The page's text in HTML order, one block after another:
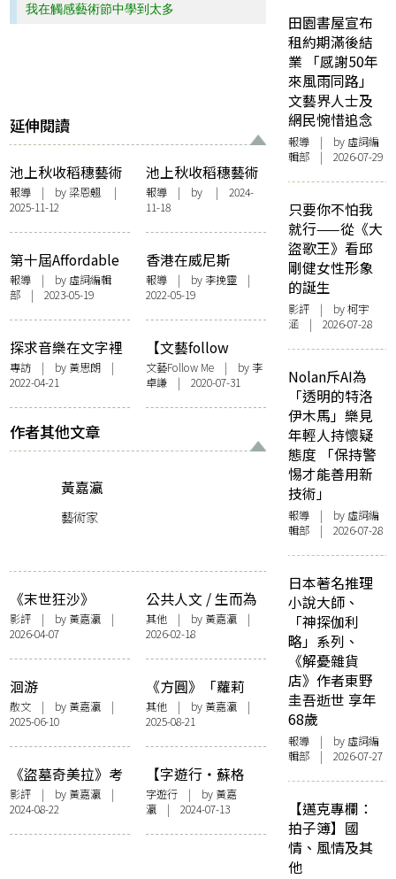
我在觸感藝術節中學到太多
延伸閱讀
池上秋收稻穗藝術
節17周年｜在稻浪
與鼓聲中尋找靈魂
歸處
報導 | by 梁恩翹 |
2025-11-12
池上秋收稻穗藝術
節16周年 田馥甄雨
中哼唱禮讚自然 蔣
勳以《祇樹給孤獨
園》喻池上
報導| by | 2024-
11-18
第十屆Affordable
Art Fair開幕 以藝
術重現香港情懷
報導 | by 虛詞編輯
部 | 2023-05-19
香港在威尼斯
2022：兩種香港身
體敘述
報導| by 李挽靈 |
2022-05-19
探求音樂在文字裡
的意義——訪「香
港藝術節@大館」
《璃屋》作曲家盧
定彰
專訪 | by 黃思朗 |
2022-04-21
【文藝follow
me】全港首個觸感
藝術空間 訪問盧勁
馳與藝術家逗點
文藝Follow Me| by 李
卓謙 | 2020-07-31
作者其他文章
黃嘉瀛
藝術家
《末世狂沙》
(Sirât)：導演唔衰
戰爭衰
影評 | by 黃嘉瀛 |
2026-04-07
公共人文 / 生而為
人
其他| by 黃嘉瀛|
2026-02-18
洄游
散文 | by 黃嘉瀛 |
2025-06-10
《方圓》「蘿莉
塔． 納博科夫」
——編者話
其他| by 黃嘉瀛|
2025-08-21
《盜墓奇美拉》考
古指南
影評 | by 黃嘉瀛 |
2024-08-22
【字遊行・蘇格
蘭】蘇格蘭最北海
岸上的美術館Pier
Arts Centre
字遊行| by 黃嘉
瀛| 2024-07-13
田園書屋宣布
租約期滿後結
業 「感謝50年
來風雨同路」
文藝界人士及
網民惋惜追念
報導 | by 虛詞編
輯部 | 2026-07-29
只要你不怕我
就行——從《大
盜歌王》看邱
剛健女性形象
的誕生
影評 | by 柯宇
涵 | 2026-07-28
Nolan斥AI為
「透明的特洛
伊木馬」樂見
年輕人持懷疑
態度 「保持警
惕才能善用新
技術」
報導 | by 虛詞編
輯部 | 2026-07-28
日本著名推理
小說大師、
「神探伽利
略」系列、
《解憂雜貨
店》作者東野
圭吾逝世 享年
68歲
報導 | by 虛詞編
輯部 | 2026-07-27
【邁克專欄：
拍子簿】國
情、風情及其
他